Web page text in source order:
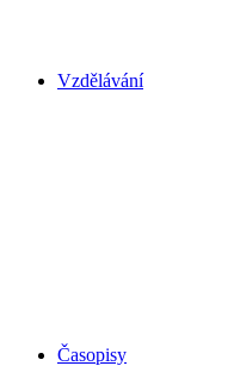
Vzdělávání
Časopisy